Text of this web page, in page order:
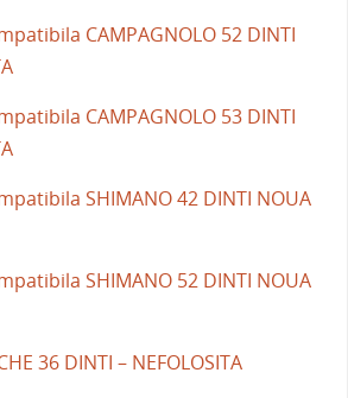
CAMPAGNOLO 52 DINTI
CAMPAGNOLO 53 DINTI
SHIMANO 42 DINTI NOUA
SHIMANO 52 DINTI NOUA
36 DINTI – NEFOLOSITA